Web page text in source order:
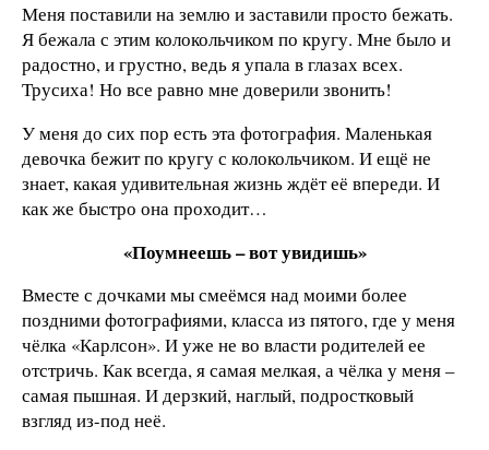
Меня поставили на землю и заставили просто бежать.
Я бежала с этим колокольчиком по кругу. Мне было и
радостно, и грустно, ведь я упала в глазах всех.
Трусиха! Но все равно мне доверили звонить!
У меня до сих пор есть эта фотография. Маленькая
девочка бежит по кругу с колокольчиком. И ещё не
знает, какая удивительная жизнь ждёт её впереди. И
как же быстро она проходит…
«Поумнеешь – вот увидишь»
Вместе с дочками мы смеёмся над моими более
поздними фотографиями, класса из пятого, где у меня
чёлка «Карлсон». И уже не во власти родителей ее
отстричь. Как всегда, я самая мелкая, а чёлка у меня –
самая пышная. И дерзкий, наглый, подростковый
взгляд из-под неё.